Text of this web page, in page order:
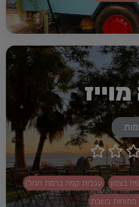


בצפון
עגלות קפה ברמת הגולן
פתוחות בשבת